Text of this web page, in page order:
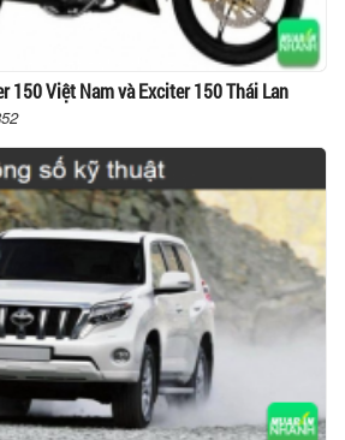
150 Việt Nam và Exciter 150 Thái Lan